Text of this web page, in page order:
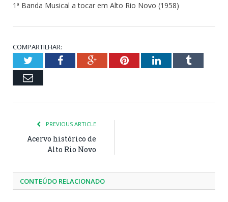
1ª Banda Musical a tocar em Alto Rio Novo (1958)
COMPARTILHAR:
TwitterFacebookGoogle+PinterestLinkedInTumblr
Email
PREVIOUS ARTICLE
Acervo histórico de
Alto Rio Novo
CONTEÚDO RELACIONADO